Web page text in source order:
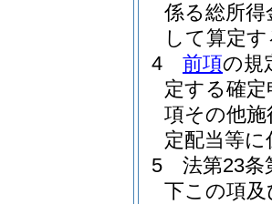
係る総所得
して算定
4
前項の規
定する確
項その他
定配当等
5
法第23条
下この項及